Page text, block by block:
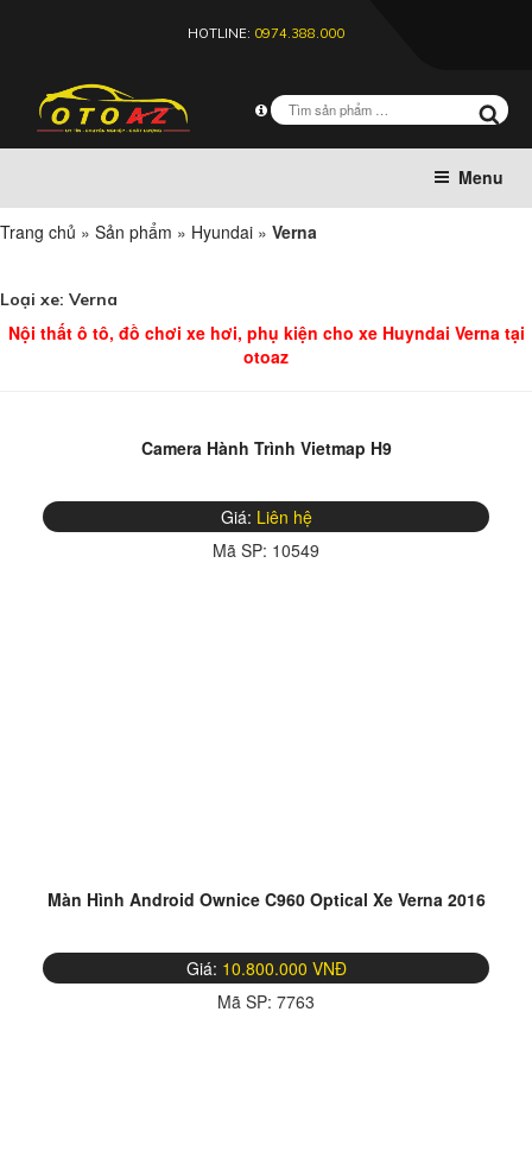
HOTLINE: 0974.388.000
Menu
Trang chủ » Sản phẩm » Hyundai » Verna
Loại xe: Verna
Nội thất ô tô, đồ chơi xe hơi, phụ kiện cho xe Huyndai Verna tại
otoaz
Camera Hành Trình Vietmap H9
Giá: Liên hệ
Mã SP: 10549
Màn Hình Android Ownice C960 Optical Xe Verna 2016
Giá: 10.800.000 VNĐ
Mã SP: 7763